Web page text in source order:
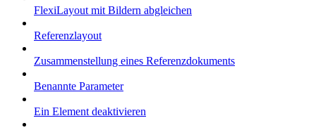
FlexiLayout mit Bildern abgleichen
Referenzlayout
Zusammenstellung eines Referenzdokuments
Benannte Parameter
Ein Element deaktivieren